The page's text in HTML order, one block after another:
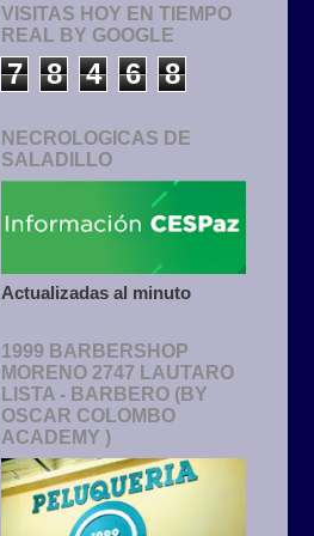
VISITAS HOY EN TIEMPO
REAL BY GOOGLE
7 8 4 6 8
NECROLOGICAS DE
SALADILLO
Actualizadas al minuto
1999 BARBERSHOP
MORENO 2747 LAUTARO
LISTA - BARBERO (BY
OSCAR COLOMBO
ACADEMY )